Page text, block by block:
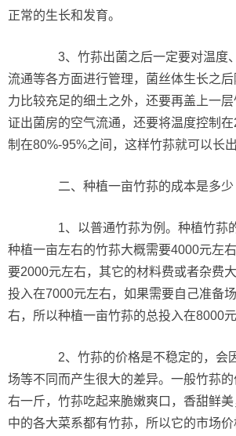
正常的生长和发育。
3、竹荪出菌之后一定要对温度
流通等各方面进行管理，菌丝体生长之
力比较充足的细土之外，还要再盖上一
证出菌房的空气流通，还要将温度控制
制在80%-95%之间，这样竹荪就可以长出
二、种植一亩竹荪的成本是多少
1、以普通竹荪为例。种植竹荪的
种植一亩左右的竹荪大概需要4000元左
要2000元左右，其它的材料费或者杂费
投入在7000元左右，如果需要自己准备
右，所以种植一亩竹荪的总投入在8000元
2、竹荪的价格是不稳定的，会
场等不同而产生很大的差异。一般竹荪
右一斤，竹荪吃起来脆嫩爽口，香甜鲜
中的各大菜系都有竹荪，所以它的市场价